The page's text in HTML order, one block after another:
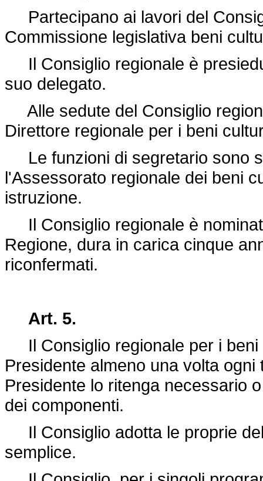
Partecipano ai lavori del
Commissione legislativa beni
Il Consiglio regionale è
suo delegato.
Alle sedute del Consiglio
Direttore regionale per i beni
Le funzioni di segretario sono
l'Assessorato regionale dei beni
istruzione.
Il Consiglio regionale è
Regione, dura in carica cinque
riconfermati.
Art. 5.
Il Consiglio regionale per i beni
Presidente almeno una volta
Presidente lo ritenga necessario
dei componenti.
Il Consiglio adotta le proprie
semplice.